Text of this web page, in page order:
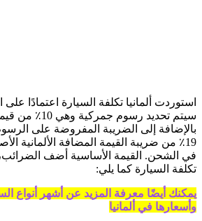
استوردت ألمانيا تكلفة السيارة اعتمادًا على
سيتم تحديد رسوم
بالإضافة إلى الضريبة المفروضة على
19٪ من ضريبة القيمة المضافة الألمانية
في الشحن. القيمة الأساسية أضف الضرائب،
تكلفة السيارة كما يلي:
يمكنك أيضًا معرفة المزيد عن أشهر أنواع
وأسعارها في ألمانيا